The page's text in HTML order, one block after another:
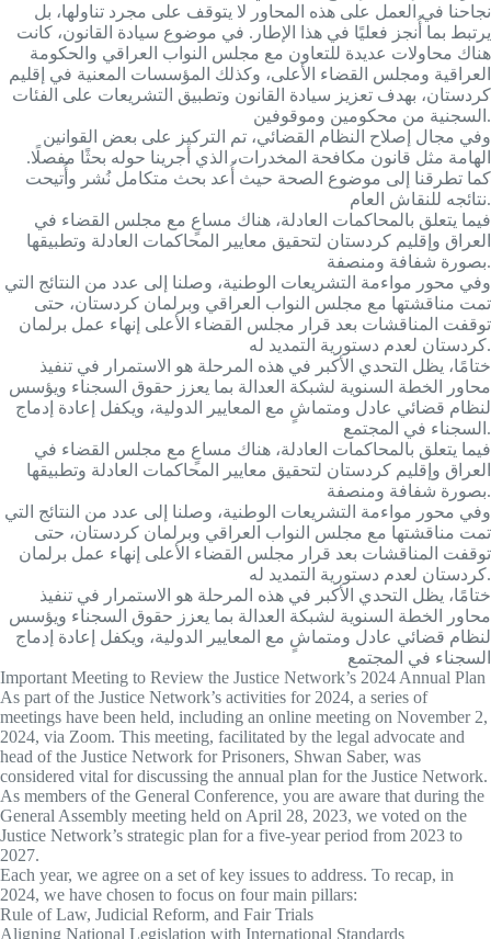
نجاحنا في العمل على هذه المحاور لا يتوقف على مجرد تناولها، بل
يرتبط بما أُنجز فعليًا في هذا الإطار. في موضوع سيادة القانون، كانت
هناك محاولات عديدة للتعاون مع مجلس النواب العراقي والحكومة
العراقية ومجلس القضاء الأعلى، وكذلك المؤسسات المعنية في إقليم
كردستان، بهدف تعزيز سيادة القانون وتطبيق التشريعات على الفئات
السجنية من محكومين وموقوفين.
وفي مجال إصلاح النظام القضائي، تم التركيز على بعض القوانين
الهامة مثل قانون مكافحة المخدرات، الذي أجرينا حوله بحثًا مفصلًا.
كما تطرقنا إلى موضوع الصحة حيث أُعد بحث متكامل نُشر وأُتيحت
نتائجه للنقاش العام.
فيما يتعلق بالمحاكمات العادلة، هناك مساعٍ مع مجلس القضاء في
العراق وإقليم كردستان لتحقيق معايير المحاكمات العادلة وتطبيقها
بصورة شفافة ومنصفة.
وفي محور مواءمة التشريعات الوطنية، وصلنا إلى عدد من النتائج التي
تمت مناقشتها مع مجلس النواب العراقي وبرلمان كردستان، حتى
توقفت المناقشات بعد قرار مجلس القضاء الأعلى إنهاء عمل برلمان
كردستان لعدم دستورية التمديد له.
ختامًا، يظل التحدي الأكبر في هذه المرحلة هو الاستمرار في تنفيذ
محاور الخطة السنوية لشبكة العدالة بما يعزز حقوق السجناء ويؤسس
لنظام قضائي عادل ومتماشٍ مع المعايير الدولية، ويكفل إعادة إدماج
السجناء في المجتمع.
فيما يتعلق بالمحاكمات العادلة، هناك مساعٍ مع مجلس القضاء في
العراق وإقليم كردستان لتحقيق معايير المحاكمات العادلة وتطبيقها
بصورة شفافة ومنصفة.
وفي محور مواءمة التشريعات الوطنية، وصلنا إلى عدد من النتائج التي
تمت مناقشتها مع مجلس النواب العراقي وبرلمان كردستان، حتى
توقفت المناقشات بعد قرار مجلس القضاء الأعلى إنهاء عمل برلمان
كردستان لعدم دستورية التمديد له.
ختامًا، يظل التحدي الأكبر في هذه المرحلة هو الاستمرار في تنفيذ
محاور الخطة السنوية لشبكة العدالة بما يعزز حقوق السجناء ويؤسس
لنظام قضائي عادل ومتماشٍ مع المعايير الدولية، ويكفل إعادة إدماج
السجناء في المجتمع
Important Meeting to Review the Justice Network’s 2024 Annual Plan
As part of the Justice Network’s activities for 2024, a series of
meetings have been held, including an online meeting on November 2,
2024, via Zoom. This meeting, facilitated by the legal advocate and
head of the Justice Network for Prisoners, Shwan Saber, was
considered vital for discussing the annual plan for the Justice Network.
As members of the General Conference, you are aware that during the
General Assembly meeting held on April 28, 2023, we voted on the
Justice Network’s strategic plan for a five-year period from 2023 to
2027.
Each year, we agree on a set of key issues to address. To recap, in
2024, we have chosen to focus on four main pillars:
Rule of Law, Judicial Reform, and Fair Trials
Aligning National Legislation with International Standards